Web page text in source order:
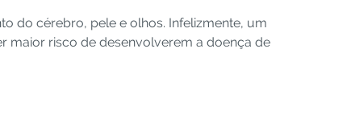
do cérebro, pele e olhos. Infelizmente, um
maior risco de desenvolverem a doença de